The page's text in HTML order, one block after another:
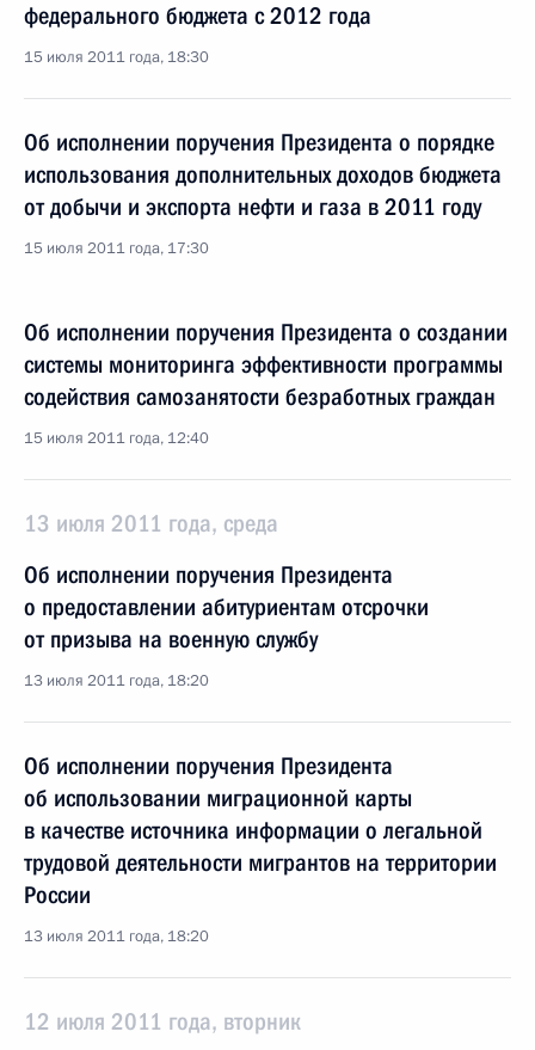
федерального бюджета с 2012 года
15 июля 2011 года, 18:30
Об исполнении поручения Президента о порядке
использования дополнительных доходов бюджета
от добычи и экспорта нефти и газа в 2011 году
15 июля 2011 года, 17:30
Об исполнении поручения Президента о создании
системы мониторинга эффективности программы
содействия самозанятости безработных граждан
15 июля 2011 года, 12:40
13 июля 2011 года, среда
Об исполнении поручения Президента
о предоставлении абитуриентам отсрочки
от призыва на военную службу
13 июля 2011 года, 18:20
Об исполнении поручения Президента
об использовании миграционной карты
в качестве источника информации о легальной
трудовой деятельности мигрантов на территории
России
13 июля 2011 года, 18:20
12 июля 2011 года, вторник